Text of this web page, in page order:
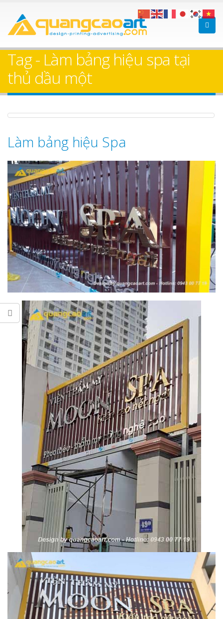
Tag - Làm bảng hiệu spa tại
thủ dầu một
Làm bảng hiệu Spa
Làm bảng hiệu gỗ tại
Bảng gỗ treo cửa
Làm bảng hiệu gỗ tại
Biên Hòa
Làm bảng hiệu gỗ tại
Nghệ An
Làm Biển
Trọn Gói
sữa Bình
Thi công
cáo Thuận
Dương
Làm biển
tóc Thuận An
Thi công
cáo Vinh
Làm biển
Nghệ An giá
Thi Công
Nghệ An Nâng Tầm
Hiệu
Làm Biển
Rẻ Tại Vinh Giải Pháp
Làm Hộp
Cáo Tại Vinh Giá Rẻ